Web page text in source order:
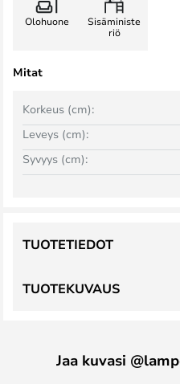
Olohuone
Sisäministe
riö
Mitat
Leveys (cm):
Korkeus (cm):
Syvyys (cm):
TUOTEKUVAUS
TUOTETIEDOT
Jaa kuvasi